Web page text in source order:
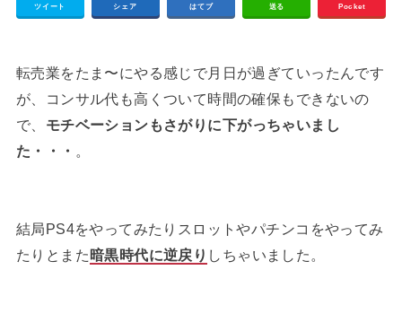
ツイート シェア はてブ 送る Pocket
転売業をたま〜にやる感じで月日が過ぎていったんです
が、コンサル代も高くついて時間の確保もできないの
で、 モチベーションもさがりに下がっちゃいまし
た・・・ 。
結局PS4をやってみたりスロットやパチンコをやってみ
たりとまた暗黒時代に逆戻り しちゃいました。